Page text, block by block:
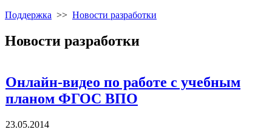
Поддержка >> Новости разработки
Новости разработки
Онлайн-видео по работе с учебным
планом ФГОС ВПО
23.05.2014